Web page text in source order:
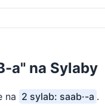
a" na Sylaby
na 2 sylab: saab·-a .